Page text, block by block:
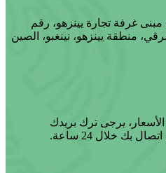
مبنى غرفة تجارة يينزهو، رقم
الأسعار، يرجى ترك بريدك
بك خلال 24 ساعة.